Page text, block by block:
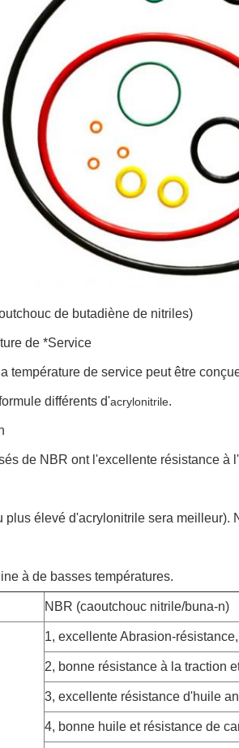
de butadiène de nitriles)
de *Service
température de service peut être
différents d'acrylonitrile.
de NBR ont l'excellente résistance
plus élevé d'acrylonitrile sera meilleur).
à de basses températures.
NBR (caoutchouc nitrile/buna-n)
1, excellente Abrasion-
2, bonne résistance à la traction
3, excellente résistance d'huile
4, bonne huile et résistance de